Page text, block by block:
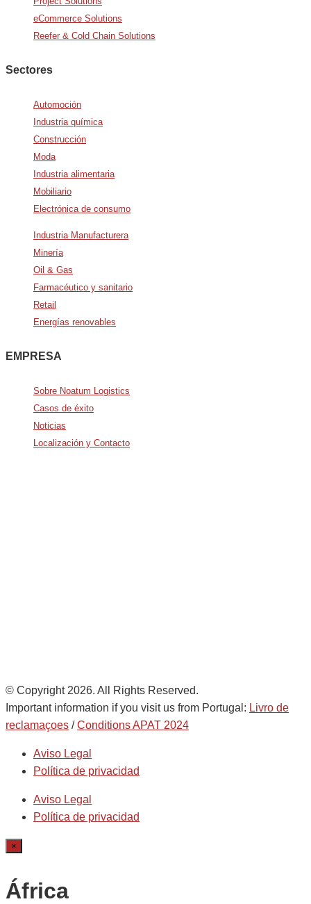
eCommerce Solutions
Reefer & Cold Chain Solutions
Sectores
Automoción
Industria química
Construcción
Moda
Industria alimentaria
Mobiliario
Electrónica de consumo
Industria Manufacturera
Minería
Oil & Gas
Farmacéutico y sanitario
Retail
Energías renovables
EMPRESA
Sobre Noatum Logistics
Casos de éxito
Noticias
Localización y Contacto
© Copyright 2026. All Rights Reserved.
Important information if you visit us from Portugal: Livro de
reclamaçoes /Conditions APAT 2024
Aviso Legal
Política de privacidad
Aviso Legal
Política de privacidad
×
África